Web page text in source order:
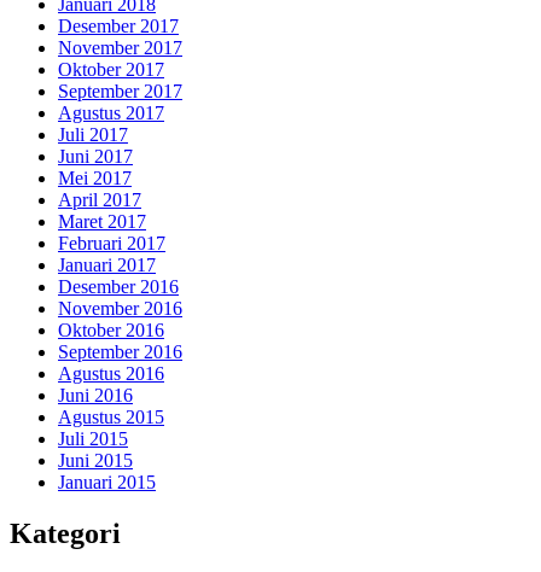
Januari 2018
Desember 2017
November 2017
Oktober 2017
September 2017
Agustus 2017
Juli 2017
Juni 2017
Mei 2017
April 2017
Maret 2017
Februari 2017
Januari 2017
Desember 2016
November 2016
Oktober 2016
September 2016
Agustus 2016
Juni 2016
Agustus 2015
Juli 2015
Juni 2015
Januari 2015
Kategori